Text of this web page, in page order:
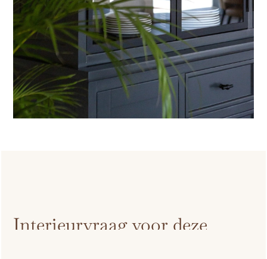
Interieurvraag voor deze